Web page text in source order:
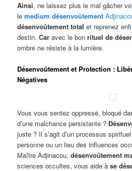
Ainsi, ne laissez plus le mal gâcher
lemedium désenvoûtement
désenvoûtement total et reprenez
destin.Car avec le bonrituel de
ombre ne résiste à la lumière.
Désenvoûtement et Protection :
Négatives
Vous vous sentez oppressé, bloqué
d’une malchance persistante ?
juste ? Il s’agit d’un processus
personne ou un lieu des influences
Maître Adjinacou,désenvoûtement
sciences occultes, vous aide àse